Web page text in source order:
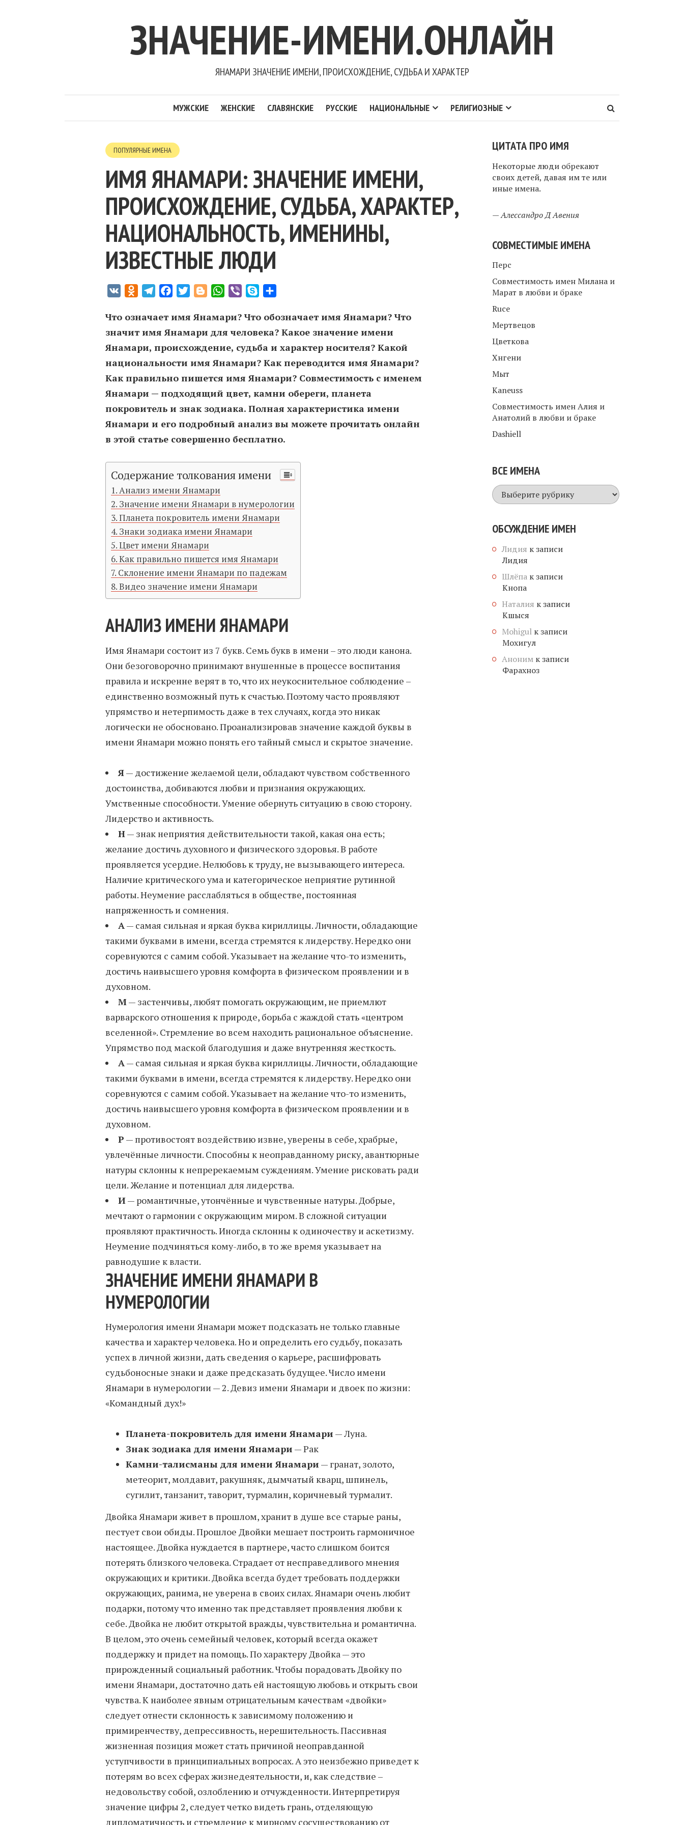
ЗНАЧЕНИЕ-ИМЕНИ.ОНЛАЙН
ЯНАМАРИ ЗНАЧЕНИЕ ИМЕНИ, ПРОИСХОЖДЕНИЕ, СУДЬБА И ХАРАКТЕР
МУЖСКИЕ ЖЕНСКИЕ СЛАВЯНСКИЕ РУССКИЕ НАЦИОНАЛЬНЫЕ РЕЛИГИОЗНЫЕ
ПОПУЛЯРНЫЕ ИМЕНА
ИМЯ ЯНАМАРИ: ЗНАЧЕНИЕ ИМЕНИ,
ПРОИСХОЖДЕНИЕ, СУДЬБА, ХАРАКТЕР,
НАЦИОНАЛЬНОСТЬ, ИМЕНИНЫ,
ИЗВЕСТНЫЕ ЛЮДИ
VK Odnoklassniki
TelegramFacebookTwitterBloggerWhatsApp
Viber Skype
Что означает имя Янамари? Что обозначает имя Янамари? Что
значит имя Янамари для человека? Какое значение имени
Янамари, происхождение, судьба и характер носителя? Какой
национальности имя Янамари? Как переводится имя Янамари?
Как правильно пишется имя Янамари? Совместимость c именем
Янамари — подходящий цвет, камни обереги, планета
покровитель и знак зодиака. Полная характеристика имени
Янамари и его подробный анализ вы можете прочитать онлайн
в этой статье совершенно бесплатно.
Содержание толкования имени
Анализ имени Янамари
Значение имени Янамари в нумерологии
Планета покровитель имени Янамари
Знаки зодиака имени Янамари
Цвет имени Янамари
Как правильно пишется имя Янамари
Склонение имени Янамари по падежам
Видео значение имени Янамари
АНАЛИЗ ИМЕНИ ЯНАМАРИ
Имя Янамари состоит из 7 букв. Семь букв в имени – это люди канона.
Они безоговорочно принимают внушенные в процессе воспитания
правила и искренне верят в то, что их неукоснительное соблюдение –
единственно возможный путь к счастью. Поэтому часто проявляют
упрямство и нетерпимость даже в тех случаях, когда это никак
логически не обосновано. Проанализировав значение каждой буквы в
имени Янамари можно понять его тайный смысл и скрытое значение.
Я— достижение желаемой цели, обладают чувством собственного
достоинства, добиваются любви и признания окружающих.
Умственные способности. Умение обернуть ситуацию в свою сторону.
Лидерство и активность.
Н— знак неприятия действительности такой, какая она есть;
желание достичь духовного и физического здоровья. В работе
проявляется усердие. Нелюбовь к труду, не вызывающего интереса.
Наличие критического ума и категорическое неприятие рутинной
работы. Неумение расслабляться в обществе, постоянная
напряженность и сомнения.
А — самая сильная и яркая буква кириллицы. Личности, обладающие
такими буквами в имени, всегда стремятся к лидерству. Нередко они
соревнуются с самим собой. Указывает на желание что-то изменить,
достичь наивысшего уровня комфорта в физическом проявлении и в
духовном.
М— застенчивы, любят помогать окружающим, не приемлют
варварского отношения к природе, борьба с жаждой стать «центром
вселенной». Стремление во всем находить рациональное объяснение.
Упрямство под маской благодушия и даже внутренняя жесткость.
А — самая сильная и яркая буква кириллицы. Личности, обладающие
такими буквами в имени, всегда стремятся к лидерству. Нередко они
соревнуются с самим собой. Указывает на желание что-то изменить,
достичь наивысшего уровня комфорта в физическом проявлении и в
духовном.
Р — противостоят воздействию извне, уверены в себе, храбрые,
увлечённые личности. Способны к неоправданному риску, авантюрные
натуры склонны к непререкаемым суждениям. Умение рисковать ради
цели. Желание и потенциал для лидерства.
И— романтичные, утончённые и чувственные натуры. Добрые,
мечтают о гармонии с окружающим миром. В сложной ситуации
проявляют практичность. Иногда склонны к одиночеству и аскетизму.
Неумение подчиняться кому-либо, в то же время указывает на
равнодушие к власти.
ЗНАЧЕНИЕ ИМЕНИ ЯНАМАРИ В
НУМЕРОЛОГИИ
Нумерология имени Янамари может подсказать не только главные
качества и характер человека. Но и определить его судьбу, показать
успех в личной жизни, дать сведения о карьере, расшифровать
судьбоносные знаки и даже предсказать будущее. Число имени
Янамари в нумерологии — 2. Девиз имени Янамари и двоек по жизни:
«Командный дух!»
Планета-покровитель для имени Янамари — Луна.
Знак зодиака для имени Янамари — Рак
Камни-талисманы для имени Янамари — гранат, золото,
метеорит, молдавит, ракушняк, дымчатый кварц, шпинель,
сугилит, танзанит, таворит, турмалин, коричневый турмалит.
Двойка Янамари живет в прошлом, хранит в душе все старые раны,
пестует свои обиды. Прошлое Двойки мешает построить гармоничное
настоящее. Двойка нуждается в партнере, часто слишком боится
потерять близкого человека. Страдает от несправедливого мнения
окружающих и критики. Двойка всегда будет требовать поддержки
окружающих, ранима, не уверена в своих силах. Янамари очень любит
подарки, потому что именно так представляет проявления любви к
себе. Двойка не любит открытой вражды, чувствительна и романтична.
В целом, это очень семейный человек, который всегда окажет
поддержку и придет на помощь. По характеру Двойка — это
прирожденный социальный работник. Чтобы порадовать Двойку по
имени Янамари, достаточно дать ей настоящую любовь и открыть свои
чувства. К наиболее явным отрицательным качествам «двойки»
следует отнести склонность к зависимому положению и
примиренчеству, депрессивность, нерешительность. Пассивная
жизненная позиция может стать причиной неоправданной
уступчивости в принципиальных вопросах. А это неизбежно приведет к
потерям во всех сферах жизнедеятельности, и, как следствие –
недовольству собой, озлоблению и отчужденности. Интерпретируя
значение цифры 2, следует четко видеть грань, отделяющую
дипломатичность и стремление к мирному сосуществованию от
ЦИТАТА ПРО ИМЯ
Некоторые люди обрекают
своих детей, давая им те или
иные имена.
—Алессандро Д Авения
СОВМЕСТИМЫЕ ИМЕНА
Перс
Совместимость имен Милана и
Марат в любви и браке
Ruce
Мертвецов
Цветкова
Хнгени
Мыт
Kaneuss
Совместимость имен Алия и
Анатолий в любви и браке
Dashiell
ВСЕ ИМЕНА
Все
имена
ОБСУЖДЕНИЕ ИМЕН
Лидия к записи
Лидия
Шлёпа к записи
Кнопа
Наталия к записи
Кшыся
Mohigul к записи
Мохигул
Аноним к записи
Фарахноз